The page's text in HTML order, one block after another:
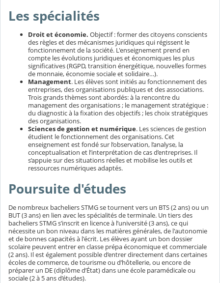
Les spécialités
Droit et économie. Objectif : former des citoyens conscients
des règles et des mécanismes juridiques qui régissent le
fonctionnement de la société. L'enseignement prend en
compte les évolutions juridiques et économiques les plus
significatives (RGPD, transition énergétique, nouvelles formes
de monnaie, économie sociale et solidaire…).
Management. Les élèves sont initiés au fonctionnement des
entreprises, des organisations publiques et des associations.
Trois grands thèmes sont abordés: à la rencontre du
management des organisations ; le management stratégique :
du diagnostic à la fixation des objectifs ; les choix stratégiques
des organisations.
Sciences de gestion et numérique. Les sciences de gestion
étudient le fonctionnement des organisations. Cet
enseignement est fondé sur l’observation, l’analyse, la
conceptualisation et l’interprétation de cas d’entreprises. Il
s’appuie sur des situations réelles et mobilise les outils et
ressources numériques adaptés.
Poursuite d'études
De nombreux bacheliers STMG se tournent vers un BTS (2 ans) ou un
BUT (3 ans) en lien avec les spécialités de terminale. Un tiers des
bacheliers STMG s’inscrit en licence à l’université (3 ans), ce qui
nécessite un bon niveau dans les matières générales, de l'autonomie
et de bonnes capacités à l'écrit. Les élèves ayant un bon dossier
scolaire peuvent entrer en classe prépa économique et commerciale
(2 ans). Il est également possible d’entrer directement dans certaines
écoles de commerce, de tourisme ou d’hôtellerie, ou encore de
préparer un DE (diplôme d’État) dans une école paramédicale ou
sociale (2 à 5 ans d’études).